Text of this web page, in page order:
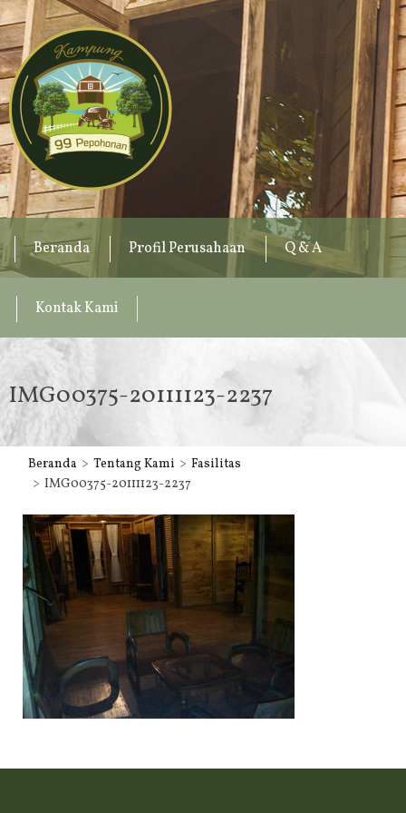
Beranda Profil Perusahaan Q & A
Kontak Kami
IMG00375-20111123-2237
Beranda Tentang Kami
Fasilitas
IMG00375-20111123-2237